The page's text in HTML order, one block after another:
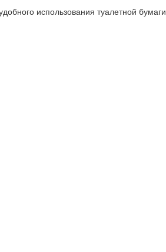
использования туалетной бумаги.